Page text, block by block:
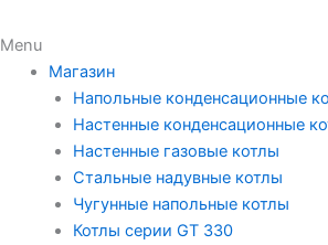
Menu
Магазин
Напольные конденсационные
Настенные конденсационные
Настенные газовые котлы
Стальные надувные котлы
Чугунные напольные котлы
Котлы серии GT 330